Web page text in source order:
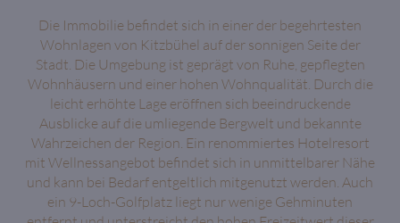
Die Immobilie befindet sich in einer der begehrtesten
Wohnlagen von Kitzbühel auf der sonnigen Seite der
Stadt. Die Umgebung ist geprägt von Ruhe, gepflegten
Wohnhäusern und einer hohen Wohnqualität. Durch die
leicht erhöhte Lage eröffnen sich beeindruckende
Ausblicke auf die umliegende Bergwelt und bekannte
Wahrzeichen der Region. Ein renommiertes Hotelresort
mit Wellnessangebot befindet sich in unmittelbarer Nähe
und kann bei Bedarf entgeltlich mitgenutzt werden. Auch
ein 9-Loch-Golfplatz liegt nur wenige Gehminuten